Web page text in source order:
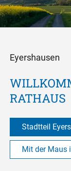
Eyershausen
RATHAUS
Stadtteil
Mit der Maus